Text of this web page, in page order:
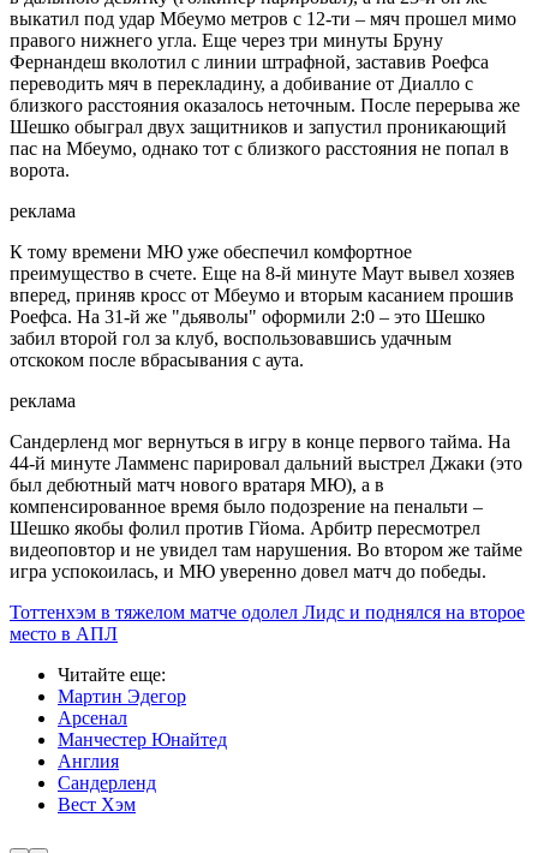
выкатил под удар Мбеумо метров с 12-ти – мяч прошел мимо
правого нижнего угла. Еще через три минуты Бруну
Фернандеш вколотил с линии штрафной, заставив Роефса
переводить мяч в перекладину, а добивание от Диалло с
близкого расстояния оказалось неточным. После перерыва же
Шешко обыграл двух защитников и запустил проникающий
пас на Мбеумо, однако тот с близкого расстояния не попал в
ворота.
реклама
К тому времени МЮ уже обеспечил комфортное
преимущество в счете. Еще на 8-й минуте Маут вывел хозяев
вперед, приняв кросс от Мбеумо и вторым касанием прошив
Роефса. На 31-й же "дьяволы" оформили 2:0 – это Шешко
забил второй гол за клуб, воспользовавшись удачным
отскоком после вбрасывания с аута.
реклама
Сандерленд мог вернуться в игру в конце первого тайма. На
44-й минуте Ламменс парировал дальний выстрел Джаки (это
был дебютный матч нового вратаря МЮ), а в
компенсированное время было подозрение на пенальти –
Шешко якобы фолил против Гйома. Арбитр пересмотрел
видеоповтор и не увидел там нарушения. Во втором же тайме
игра успокоилась, и МЮ уверенно довел матч до победы.
Тоттенхэм в тяжелом матче одолел Лидс и поднялся на второе
место в АПЛ
Читайте еще:
Мартин Эдегор
Арсенал
Манчестер Юнайтед
Англия
Сандерленд
Вест Хэм